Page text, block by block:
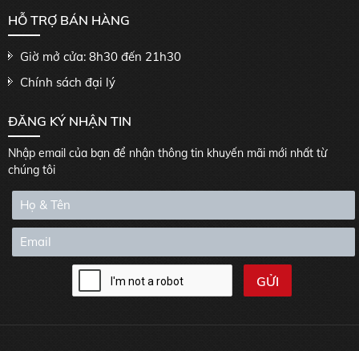
HỖ TRỢ BÁN HÀNG
Giờ mở cửa: 8h30 đến 21h30
Chính sách đại lý
ĐĂNG KÝ NHẬN TIN
Nhập email của bạn để nhận thông tin khuyến mãi mới nhất từ
chúng tôi